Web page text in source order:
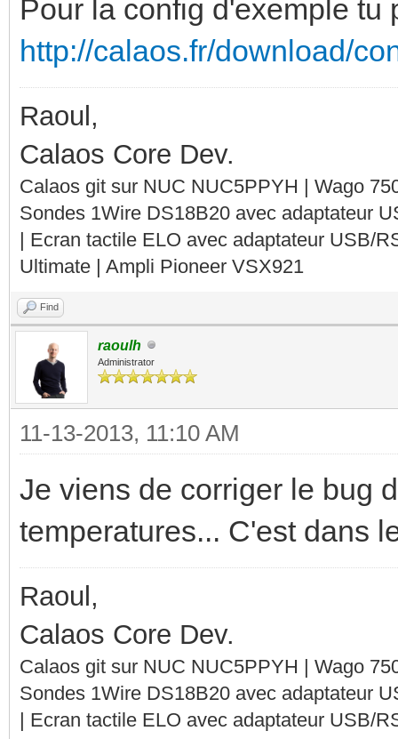
Pour la config d'exemple tu
http://calaos.fr/download/
Raoul,
Calaos Core Dev.
Calaos git sur NUC NUC5PPYH | Wago
Sondes 1Wire DS18B20 avec adaptateur
| Ecran tactile ELO avec adaptateur USB/
Ultimate | Ampli Pioneer VSX921
Find
raoulh
Administrator
11-13-2013, 11:10 AM
Je viens de corriger le bug
temperatures... C'est dans
Raoul,
Calaos Core Dev.
Calaos git sur NUC NUC5PPYH | Wago
Sondes 1Wire DS18B20 avec adaptateur
| Ecran tactile ELO avec adaptateur USB/